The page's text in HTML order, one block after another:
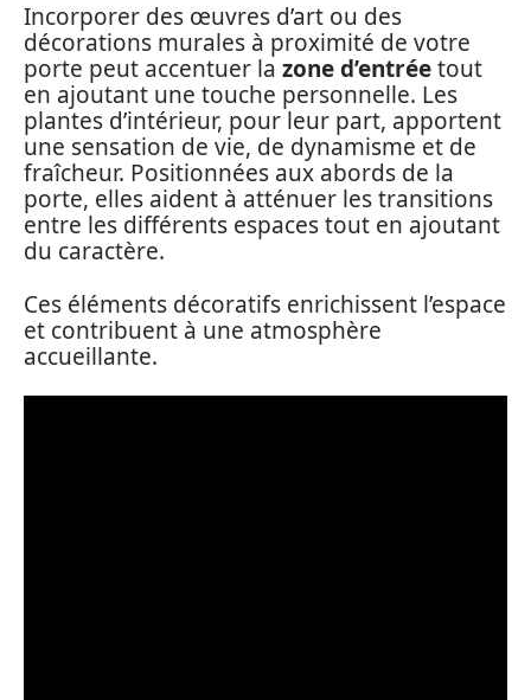
Incorporer des œuvres d’art ou des
décorations murales à proximité de votre
porte peut accentuer la zone d’entréetout
en ajoutant une touche personnelle. Les
plantes d’intérieur, pour leur part, apportent
une sensation de vie, de dynamisme et de
fraîcheur. Positionnées aux abords de la
porte, elles aident à atténuer les transitions
entre les différents espaces tout en ajoutant
du caractère.
Ces éléments décoratifs enrichissent l’espace
et contribuent à une atmosphère
accueillante.